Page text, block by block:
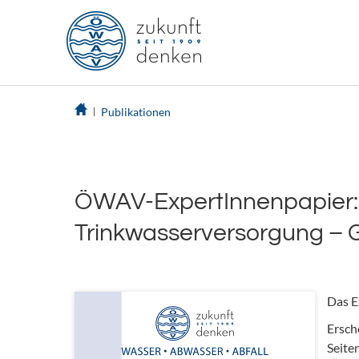
Publikationen
ÖWAV-
Trinkwasserversorgung –
Das